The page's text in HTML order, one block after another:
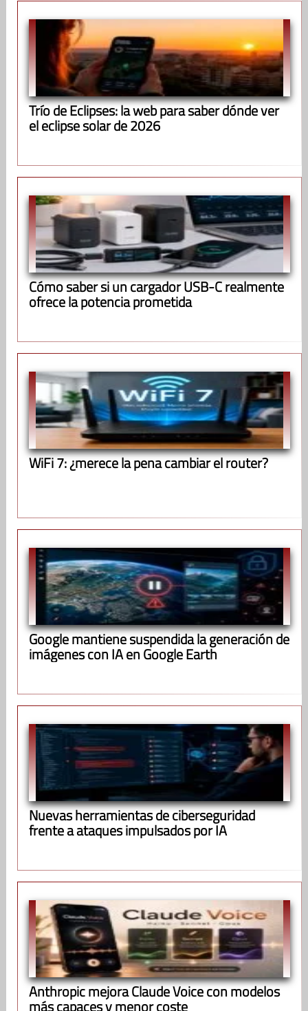
Trío de Eclipses: la web para saber dónde ver
el eclipse solar de 2026
Cómo saber si un cargador USB-C realmente
ofrece la potencia prometida
WiFi 7: ¿merece la pena cambiar el router?
Google mantiene suspendida la generación de
imágenes con IA en Google Earth
Nuevas herramientas de ciberseguridad
frente a ataques impulsados por IA
Anthropic mejora Claude Voice con modelos